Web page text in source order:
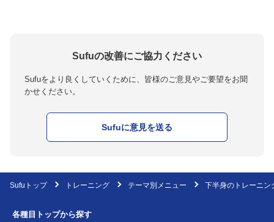
Sufuの改善にご協力ください
Sufuをより良くしていくために、皆様のご意見やご要望をお聞
かせください。
Sufuに意見を送る
Sufuトップ トレーニング テーマ別メニュー 下半身のトレーニ
各種目トップから探す